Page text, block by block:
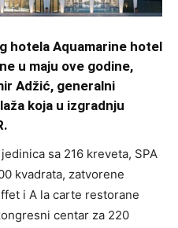
hotela Aquamarine hotel
u maju ove godine,
Adžić, generalni
koja u izgradnju
sa 216 kreveta, SPA
kvadrata, zatvorene
i A la carte restorane
centar za 220